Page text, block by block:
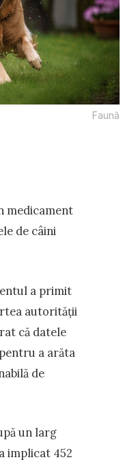
Faună
medicament
de câini
a primit
autorității
că datele
a arăta
de
un larg
implicat 452